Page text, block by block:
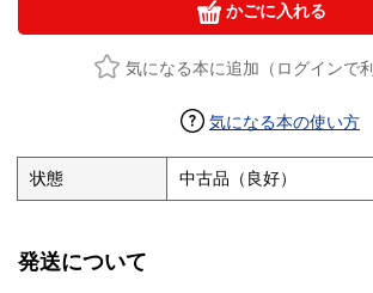
かごに入れる
気になる本に追加（ログインで利
気になる本の使い方
状態 中古品（良好）
発送について